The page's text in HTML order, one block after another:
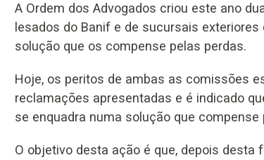
A Ordem dos Advogados criou este ano
lesados do Banif e de sucursais
solução que os compense pelas perdas.
Hoje, os peritos de ambas as comissões
reclamações apresentadas e é indicado
se enquadra numa solução que compense
O objetivo desta ação é que, depois